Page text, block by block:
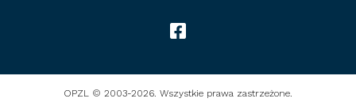
OPZL © 2003-2026. Wszystkie prawa zastrzeżone.